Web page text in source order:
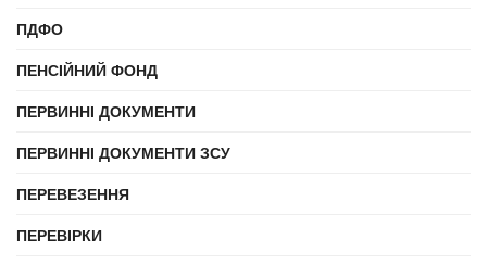
ПДФО
ПЕНСІЙНИЙ ФОНД
ПЕРВИННІ ДОКУМЕНТИ
ПЕРВИННІ ДОКУМЕНТИ ЗСУ
ПЕРЕВЕЗЕННЯ
ПЕРЕВІРКИ